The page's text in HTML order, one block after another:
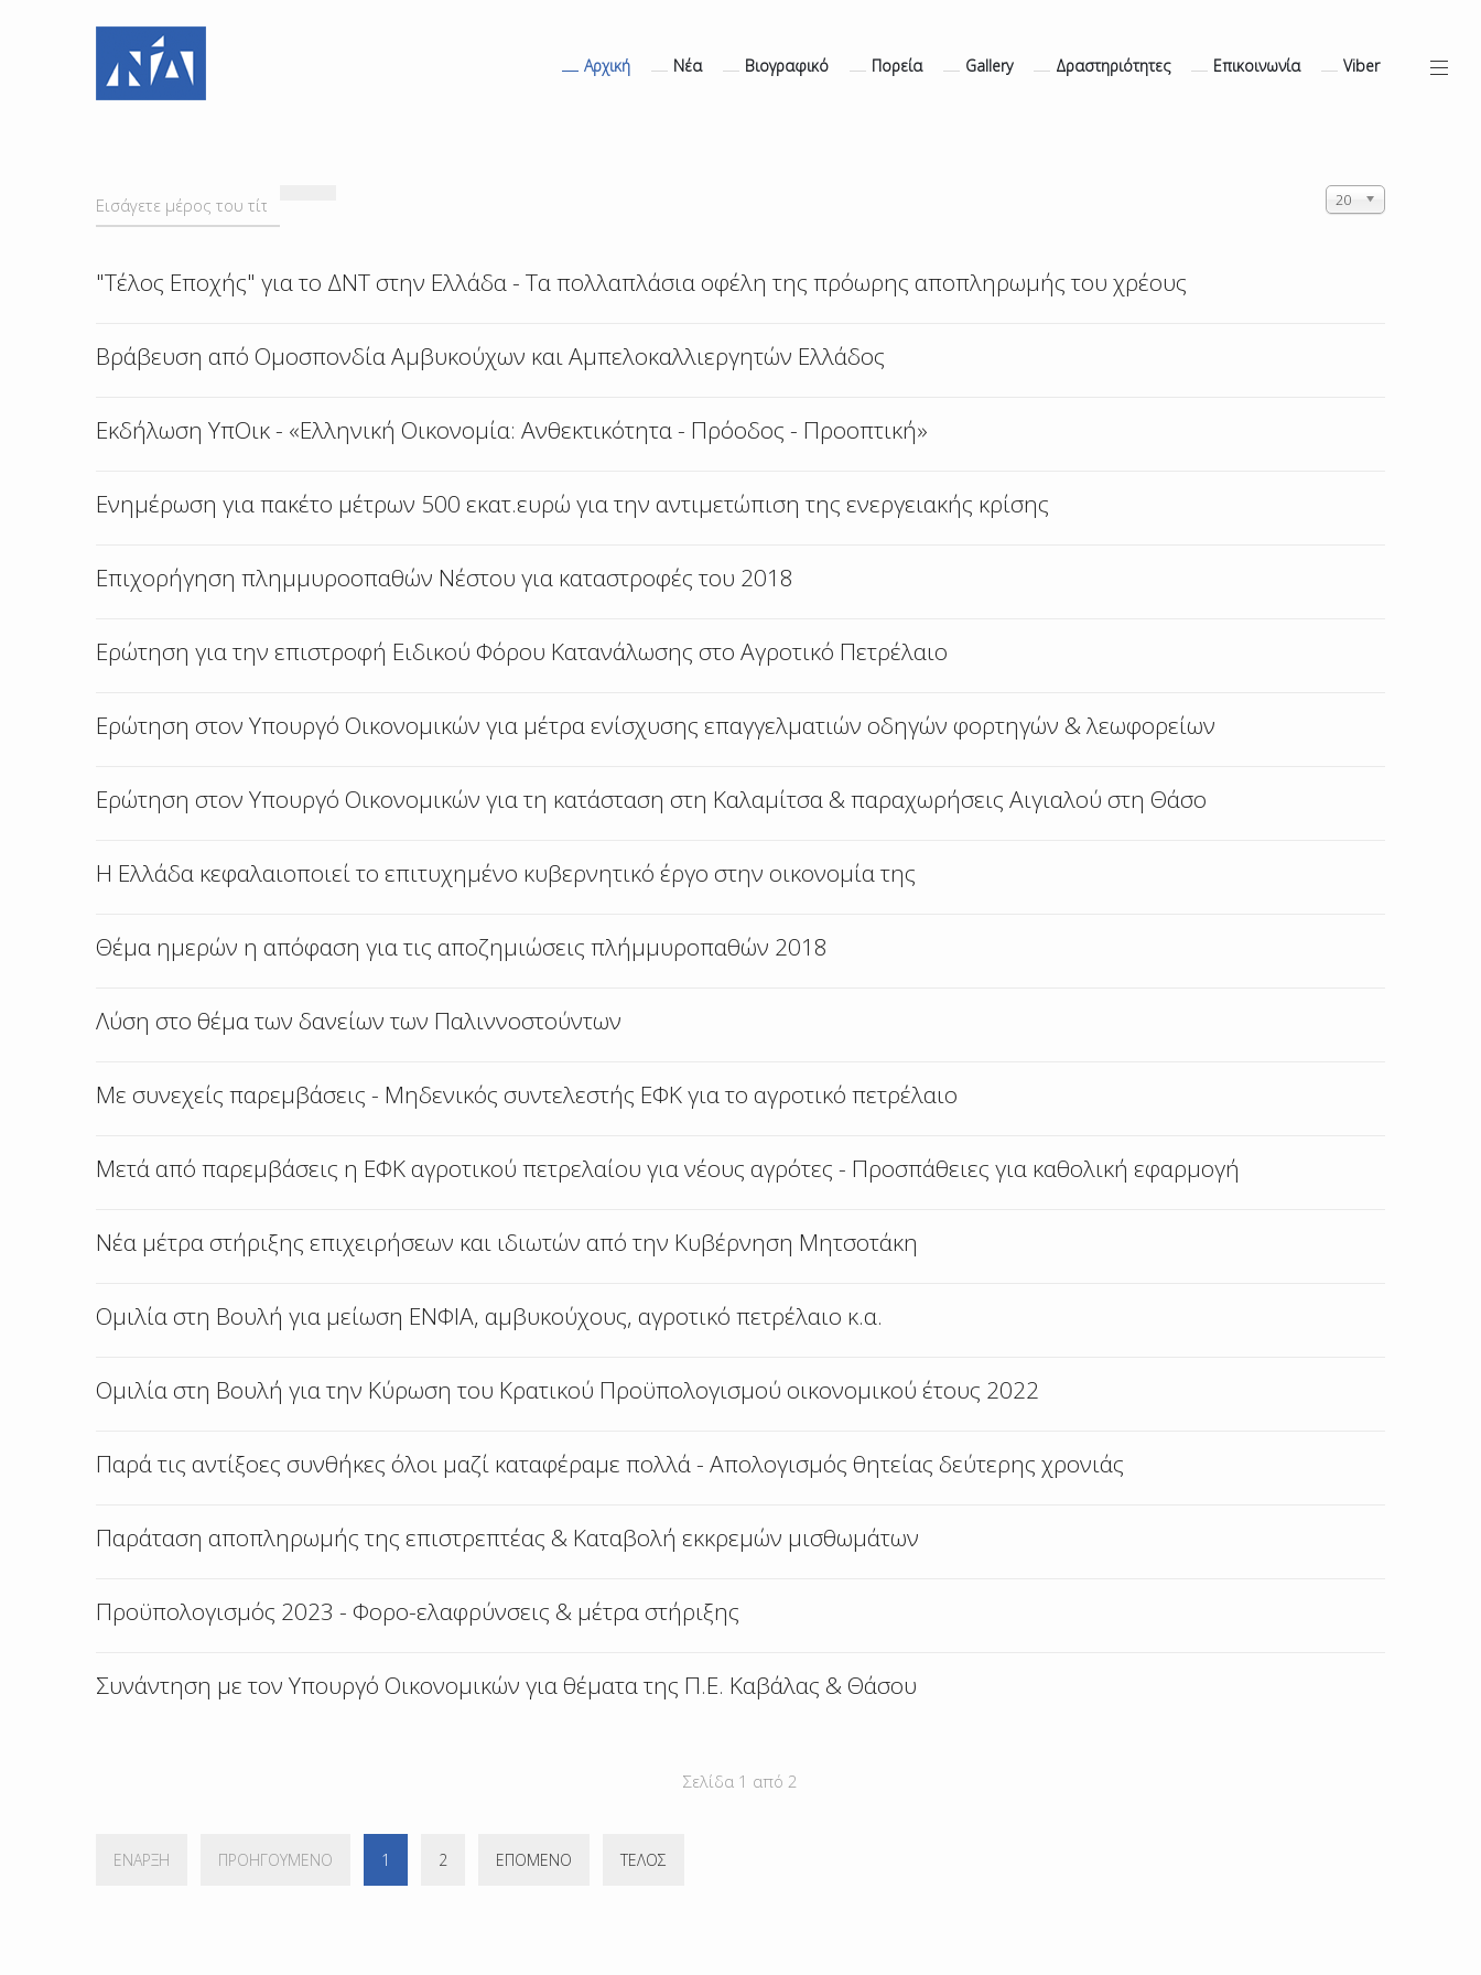
Αρχική Νέα Βιογραφικό Πορεία Gallery Δραστηριότητες Επικοινωνία Viber
ΕΙΣΆΓΕΤΕ
ΜΈΡΟΣ
ΤΊΤΛΟΥ.
ΕΜΦΆΝΙΣΗ
20
"Τέλος Εποχής" για το ΔΝΤ στην Ελλάδα - Τα πολλαπλάσια οφέλη της πρόωρης αποπληρωμής του χρέους
Βράβευση από Ομοσπονδία Αμβυκούχων και Αμπελοκαλλιεργητών Ελλάδος
Εκδήλωση ΥπΟικ - «Ελληνική Οικονομία: Ανθεκτικότητα - Πρόοδος - Προοπτική»
Ενημέρωση για πακέτο μέτρων 500 εκατ.ευρώ για την αντιμετώπιση της ενεργειακής κρίσης
Επιχορήγηση πλημμυροοπαθών Νέστου για καταστροφές του 2018
Ερώτηση για την επιστροφή Ειδικού Φόρου Κατανάλωσης στο Αγροτικό Πετρέλαιο
Ερώτηση στον Υπουργό Οικονομικών για μέτρα ενίσχυσης επαγγελματιών οδηγών φορτηγών & λεωφορείων
Ερώτηση στον Υπουργό Οικονομικών για τη κατάσταση στη Καλαμίτσα & παραχωρήσεις Αιγιαλού στη Θάσο
Η Ελλάδα κεφαλαιοποιεί το επιτυχημένο κυβερνητικό έργο στην οικονομία της
Θέμα ημερών η απόφαση για τις αποζημιώσεις πλήμμυροπαθών 2018
Λύση στο θέμα των δανείων των Παλιννοστούντων
Με συνεχείς παρεμβάσεις - Μηδενικός συντελεστής ΕΦΚ για το αγροτικό πετρέλαιο
Μετά από παρεμβάσεις η ΕΦΚ αγροτικού πετρελαίου για νέους αγρότες - Προσπάθειες για καθολική εφαρμογή
Νέα μέτρα στήριξης επιχειρήσεων και ιδιωτών από την Κυβέρνηση Μητσοτάκη
Ομιλία στη Βουλή για μείωση ΕΝΦΙΑ, αμβυκούχους, αγροτικό πετρέλαιο κ.α.
Ομιλία στη Βουλή για την Κύρωση του Κρατικού Προϋπολογισμού οικονομικού έτους 2022
Παρά τις αντίξοες συνθήκες όλοι μαζί καταφέραμε πολλά - Απολογισμός θητείας δεύτερης χρονιάς
Παράταση αποπληρωμής της επιστρεπτέας & Καταβολή εκκρεμών μισθωμάτων
Προϋπολογισμός 2023 - Φορο-ελαφρύνσεις & μέτρα στήριξης
Συνάντηση με τον Υπουργό Οικονομικών για θέματα της Π.Ε. Καβάλας & Θάσου
Σελίδα 1 από 2
ΈΝΑΡΞΗ ΠΡΟΗΓΟΎΜΕΝΟ 1 2 ΕΠΌΜΕΝΟ ΤΈΛΟΣ